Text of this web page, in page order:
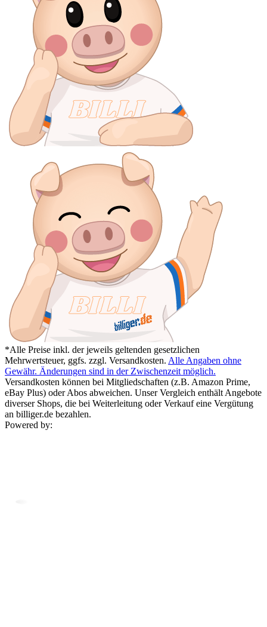
*Alle Preise inkl. der jeweils geltenden gesetzlichen
Mehrwertsteuer, ggfs. zzgl. Versandkosten. Alle Angaben ohne
Gewähr. Änderungen sind in der Zwischenzeit möglich.
Versandkosten können bei Mitgliedschaften (z.B. Amazon Prime,
eBay Plus) oder Abos abweichen. Unser Vergleich enthält Angebote
diverser Shops, die bei Weiterleitung oder Verkauf eine Vergütung
an billiger.de bezahlen.
Powered by: